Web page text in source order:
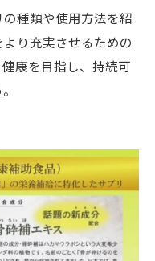
種類や使用方法を紹
り充実させるための
康を目指し、持続可